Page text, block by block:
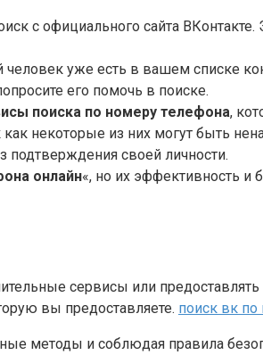
с официального сайта
уже есть в вашем списке
его помочь в поиске.
поиска по номеру телефона,
некоторые из них могут быть
подтверждения своей личности.
онлайн«, но их эффективность и
сервисы или
вы предоставляете. поиск вк
методы и соблюдая правила